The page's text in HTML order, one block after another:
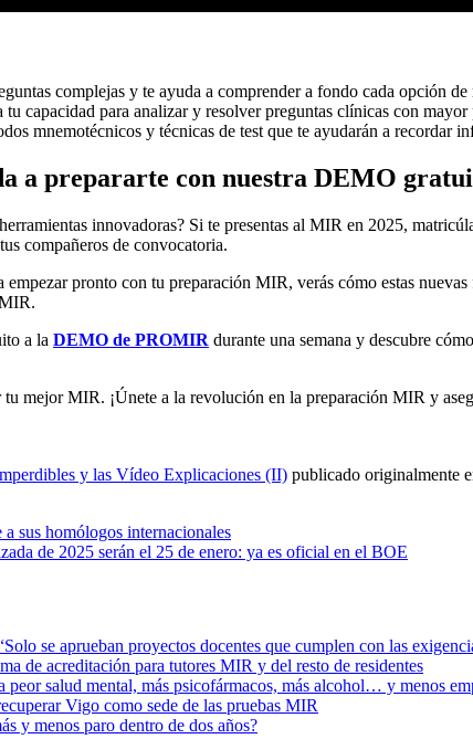
complejas y te ayuda a comprender a fondo cada opción de
tu capacidad para analizar y resolver preguntas clínicas con mayor
mnemotécnicos y técnicas de test que te ayudarán a recordar
a prepararte con nuestra DEMO
innovadoras? Si te presentas al MIR en 2025,
compañeros de convocatoria.
pronto con tu preparación MIR, verás cómo estas
a la DEMO de PROMIR durante una semana y descubre cómo
mejor MIR. ¡Únete a la revolución en la preparación MIR y
y las Vídeo Explicaciones (II) publicado originalmente
sus homólogos internacionales
de 2025 serán el 25 de enero: ya es oficial en el BOE
se aprueban proyectos docentes que cumplen con las
de acreditación para tutores MIR y del resto de residentes
salud mental, más psicofármacos, más alcohol… y menos
Vigo como sede de las pruebas MIR
y menos paro dentro de dos años?